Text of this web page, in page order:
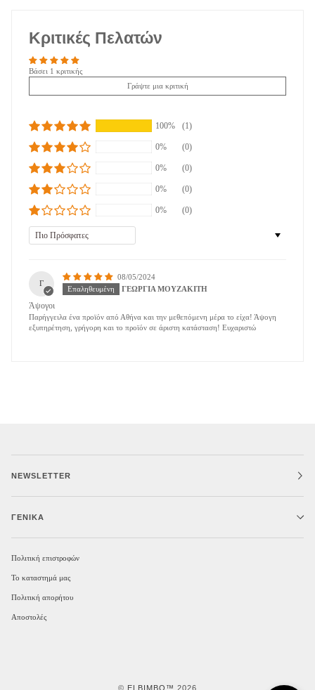
Κριτικές Πελατών
Βάσει 1 κριτικής
Γράψτε μια κριτική
100% (1)
0% (0)
0% (0)
0% (0)
0% (0)
Sort by
Γ
08/05/2024
ΓΕΩΡΓΙΑ ΜΟΥΖΑΚΙΤΗ
Άψογοι
Παρήγγειλα ένα προϊόν από Αθήνα και την μεθεπόμενη μέρα το είχα! Άψογη
εξυπηρέτηση, γρήγορη και το προϊόν σε άριστη κατάσταση! Ευχαριστώ
NEWSLETTER
ΓΕΝΙΚΆ
Πολιτική επιστροφών
Το καταστημά μας
Πολιτική απορήτου
Αποστολές
© ELBIMBO™ 2026